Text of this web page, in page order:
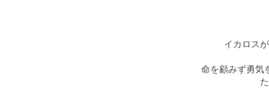
イカロス
命を顧みず勇気